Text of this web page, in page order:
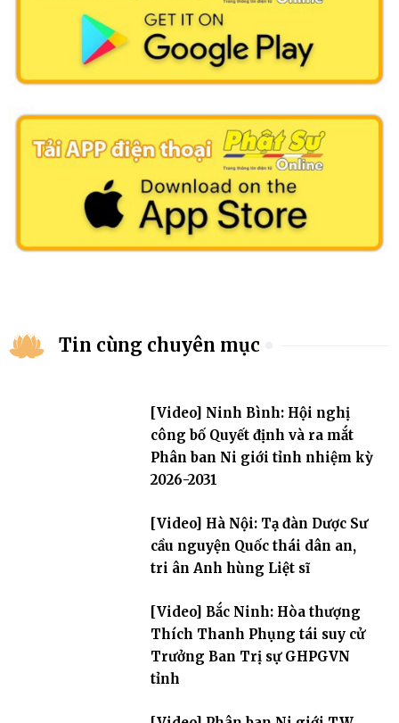
Tin cùng chuyên mục
[Video] Ninh Bình: Hội nghị
công bố Quyết định và ra mắt
Phân ban Ni giới tỉnh nhiệm kỳ
2026-2031
[Video] Hà Nội: Tạ đàn Dược Sư
cầu nguyện Quốc thái dân an,
tri ân Anh hùng Liệt sĩ
[Video] Bắc Ninh: Hòa thượng
Thích Thanh Phụng tái suy cử
Trưởng Ban Trị sự GHPGVN
tỉnh